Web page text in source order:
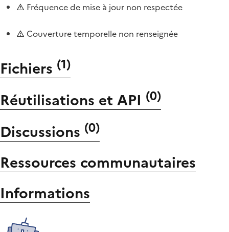
Fréquence de mise à jour non respectée
Couverture temporelle non renseignée
Fichiers (1)
Réutilisations et API (0)
Discussions (0)
Ressources communautaires
Informations